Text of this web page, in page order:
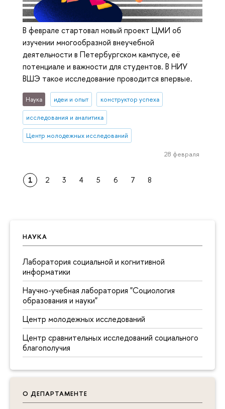
НАУКА
Лаборатория социальной и когнитивной
информатики
Научно-учебная лаборатория "Социология
образования и науки"
Центр молодежных исследований
Центр сравнительных исследований социального
благополучия
О ДЕПАРТАМЕНТЕ
В феврале стартовал новый проект ЦМИ об
изучении многообразной внеучебной
деятельности в Петербургском кампусе, её
потенциале и важности для студентов. В НИУ
ВШЭ такое исследование проводится впервые.
Наука идеи и опыт конструктор успеха
исследования и аналитика
Центр молодежных исследований
28 февраля
1 2 3 4 5 6 7 8